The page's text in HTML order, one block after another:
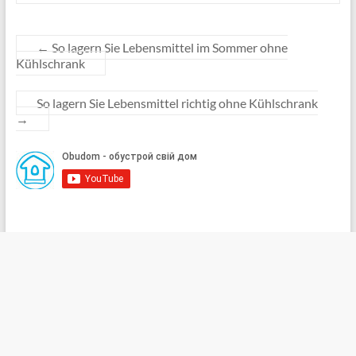
← So lagern Sie Lebensmittel im Sommer ohne
Kühlschrank
So lagern Sie Lebensmittel richtig ohne Kühlschrank
→